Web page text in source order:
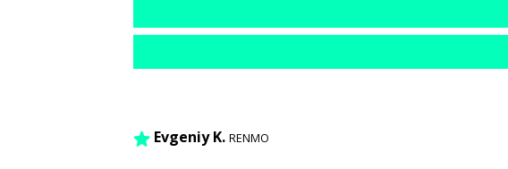
Evgeniy K. RENMO